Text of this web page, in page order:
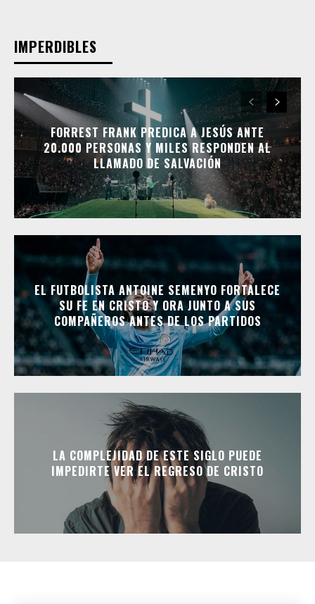
IMPERDIBLES
FORREST FRANK PREDICA A JESÚS ANTE
20.000 PERSONAS Y MILES RESPONDEN AL
LLAMADO DE SALVACIÓN
EL FUTBOLISTA ANTOINE SEMENYO FORTALECE
SU FE EN CRISTO Y ORA JUNTO A SUS
COMPAÑEROS ANTES DE LOS PARTIDOS
LA COMPLEJIDAD DE ESTE SIGLO PUEDE
IMPEDIRTE VER EL REGRESO DE CRISTO